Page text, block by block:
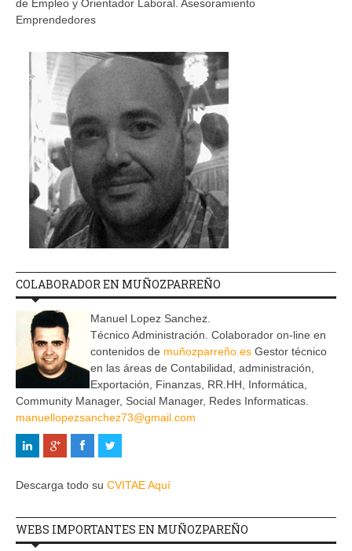
de Empleo y Orientador Laboral. Asesoramiento
Emprendedores
COLABORADOR EN MUÑOZPARREÑO
Manuel Lopez Sanchez.
Técnico Administración. Colaborador on-line en
contenidos de muñozparreño.es Gestor técnico
en las áreas de Contabilidad, administración,
Exportación, Finanzas, RR.HH, Informática,
Community Manager, Social Manager, Redes Informaticas.
manuellopezsanchez73@gmail.com
Descarga todo su CVITAE Aquí
WEBS IMPORTANTES EN MUÑOZPAREÑO